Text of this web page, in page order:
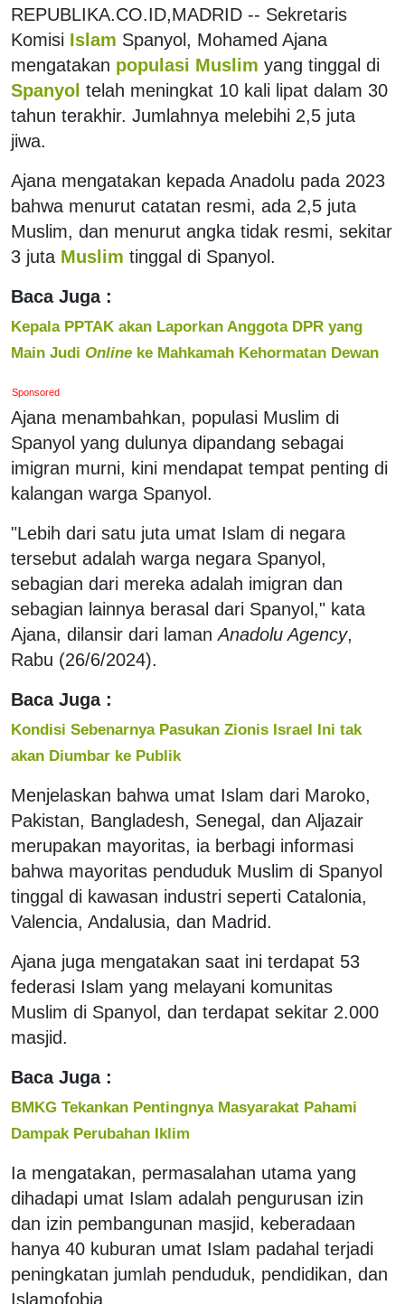
REPUBLIKA.CO.ID,MADRID -- Sekretaris
Komisi Islam Spanyol, Mohamed Ajana
mengatakan populasi Muslim yang tinggal di
Spanyol telah meningkat 10 kali lipat dalam 30
tahun terakhir. Jumlahnya melebihi 2,5 juta
jiwa.
Ajana mengatakan kepada Anadolu pada 2023
bahwa menurut catatan resmi, ada 2,5 juta
Muslim, dan menurut angka tidak resmi, sekitar
3 juta Muslim tinggal di Spanyol.
Baca Juga :
Kepala PPTAK akan Laporkan Anggota DPR yang
Main Judi Online ke Mahkamah Kehormatan Dewan
Sponsored
Ajana menambahkan, populasi Muslim di
Spanyol yang dulunya dipandang sebagai
imigran murni, kini mendapat tempat penting di
kalangan warga Spanyol.
"Lebih dari satu juta umat Islam di negara
tersebut adalah warga negara Spanyol,
sebagian dari mereka adalah imigran dan
sebagian lainnya berasal dari Spanyol," kata
Ajana, dilansir dari lamanAnadolu Agency,
Rabu (26/6/2024).
Baca Juga :
Kondisi Sebenarnya Pasukan Zionis Israel Ini tak
akan Diumbar ke Publik
Menjelaskan bahwa umat Islam dari Maroko,
Pakistan, Bangladesh, Senegal, dan Aljazair
merupakan mayoritas, ia berbagi informasi
bahwa mayoritas penduduk Muslim di Spanyol
tinggal di kawasan industri seperti Catalonia,
Valencia, Andalusia, dan Madrid.
Ajana juga mengatakan saat ini terdapat 53
federasi Islam yang melayani komunitas
Muslim di Spanyol, dan terdapat sekitar 2.000
masjid.
Baca Juga :
BMKG Tekankan Pentingnya Masyarakat Pahami
Dampak Perubahan Iklim
Ia mengatakan, permasalahan utama yang
dihadapi umat Islam adalah pengurusan izin
dan izin pembangunan masjid, keberadaan
hanya 40 kuburan umat Islam padahal terjadi
peningkatan jumlah penduduk, pendidikan, dan
Islamofobia.